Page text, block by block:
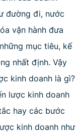
đường đi, nước
vận hành đưa
mục tiêu, kế
nhất định. Vậy
kinh doanh là gì?
lược kinh doanh
hay các bước
kinh doanh như